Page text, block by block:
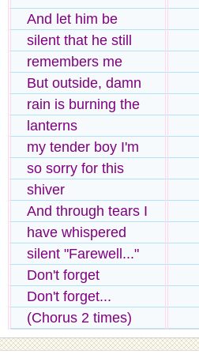
And let him be
silent that he still
remembers me
But outside, damn
rain is burning the
lanterns
my tender boy I'm
so sorry for this
shiver
And through tears I
have whispered
silent "Farewell..."
Don't forget
Don't forget...
(Chorus 2 times)